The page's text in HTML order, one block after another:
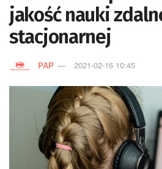
jakość nauki
stacjonarnej
PAP 2021-02-16 10:45